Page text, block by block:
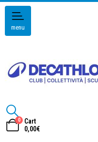
menu
0
Cart
0,00€